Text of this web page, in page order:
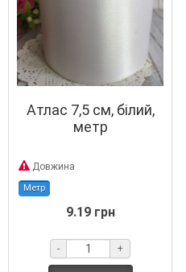
Атлас 7,5 см, білий,
метр
Довжина
Метр
9.19 грн
- +